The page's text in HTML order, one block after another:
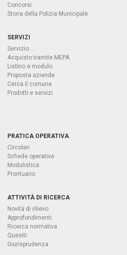
Concorsi
Storia della Polizia Municipale
SERVIZI
Servizio...
Acquisto tramite MEPA
Listino e modulo
Proposta aziende
Cerca il comune
Prodotti e servizi
PRATICA OPERATIVA
Circolari
Schede operative
Modulistica
Prontuario
ATTIVITÀ DI RICERCA
Novità di rilievo
Approfondimenti
Ricerca normativa
Quesiti
Giurisprudenza